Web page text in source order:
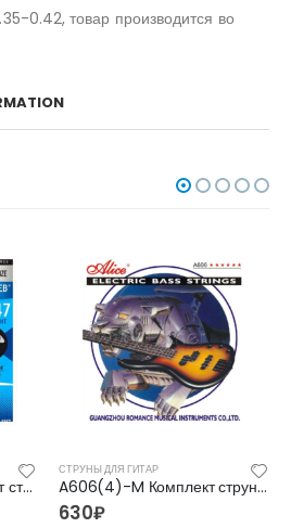
0.42, товар производится во
11000 POLYWEB Комплект струн для акустической гитары, Extra Light, бронза 80/20, 10-47, Elixir
СТРУНЫ ДЛЯ ГИТАР
A606(4)-M Комплект струн для бас-гитары, никель, 45-105 [10] Alice
630₽